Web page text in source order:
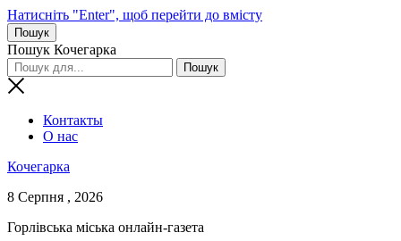
Натисніть "Enter", щоб перейти до вмісту
Пошук
Пошук Кочегарка
Контакты
О нас
Кочегарка
8 Серпня , 2026
Горлівська міська онлайн-газета